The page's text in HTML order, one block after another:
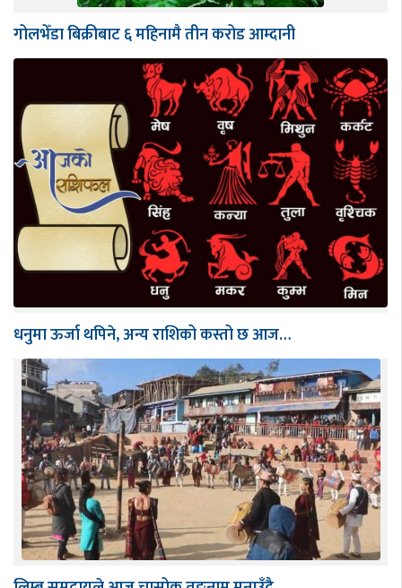
गोलभेँडा बिक्रीबाट ६ महिनामै तीन करोड आम्दानी
धनुमा ऊर्जा थपिने, अन्य राशिको कस्तो छ आज…